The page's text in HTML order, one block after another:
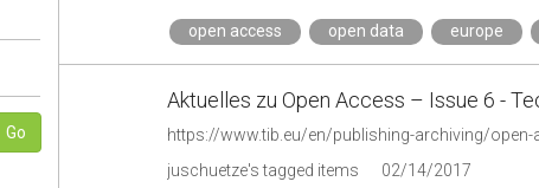
open access open data europe
Aktuelles zu Open Access – Issue 6 -
https://www.tib.eu/en/publishing-archiving/
juschuetze's tagged items
02/14/2017